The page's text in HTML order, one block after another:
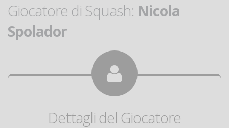
Giocatore di Squash: Nicola
Spolador
Dettagli del Giocatore